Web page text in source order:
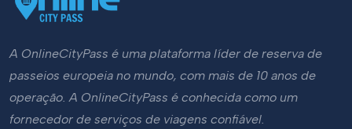
A OnlineCityPass é uma plataforma líder de reserva de
passeios europeia no mundo, com mais de 10 anos de
operação. A OnlineCityPass é conhecida como um
fornecedor de serviços de viagens confiável.